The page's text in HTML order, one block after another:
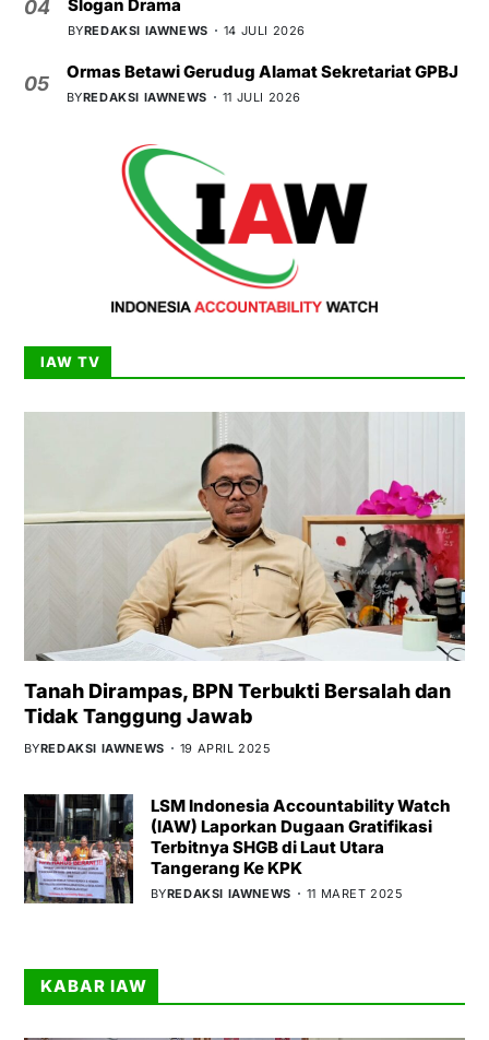
04 Slogan Drama
BYREDAKSI IAWNEWS 14 JULI 2026
05
Ormas Betawi Gerudug Alamat Sekretariat GPBJ
BYREDAKSI IAWNEWS 11 JULI 2026
IAW TV
Tanah Dirampas, BPN Terbukti Bersalah dan
Tidak Tanggung Jawab
BYREDAKSI IAWNEWS 19 APRIL 2025
LSM Indonesia Accountability Watch
(IAW) Laporkan Dugaan Gratifikasi
Terbitnya SHGB di Laut Utara
Tangerang Ke KPK
BYREDAKSI IAWNEWS 11 MARET 2025
KABAR IAW